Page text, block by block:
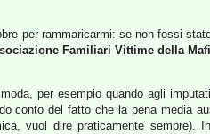
per rammaricarmi: se non fossi
Familiari Vittime della
per esempio quando agli
conto del fatto che la pena media
vuol dire praticamente